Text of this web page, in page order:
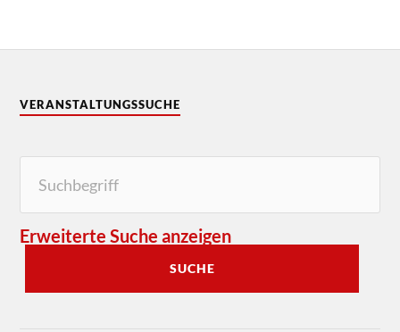
VERANSTALTUNGSSUCHE
Erweiterte Suche anzeigen
SUCHE